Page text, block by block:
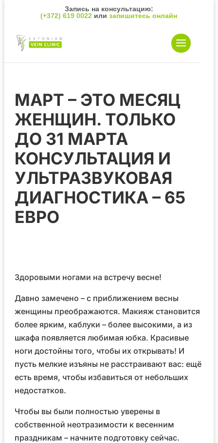
Запись на консультацию:
(+372) 619 0022 илизапишитесь онлайн
МАРТ – ЭТО МЕСЯЦ
ЖЕНЩИН. ТОЛЬКО
ДО 31 МАРТА
КОНСУЛЬТАЦИЯ И
УЛЬТРАЗВУКОВАЯ
ДИАГНОСТИКА – 65
ЕВРО
Здоровыми ногами на встречу весне!
Давно замечено – с приближением весны
женщины преображаются. Макияж становится
более ярким, каблуки – более высокими, а из
шкафа появляется любимая юбка. Красивые
ноги достойны того, чтобы их открывать! И
пусть мелкие изъяны не расстраивают вас: ещё
есть время, чтобы избавиться от небольших
недостатков.
Чтобы вы были полностью уверены в
собственной неотразимости к весенним
праздникам – начните подготовку сейчас.